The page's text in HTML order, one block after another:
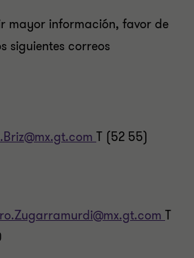
mayor información, favor de
siguientes correos
T (52 55)
T